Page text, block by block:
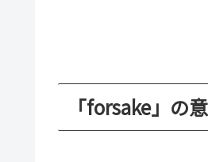
「forsake」の